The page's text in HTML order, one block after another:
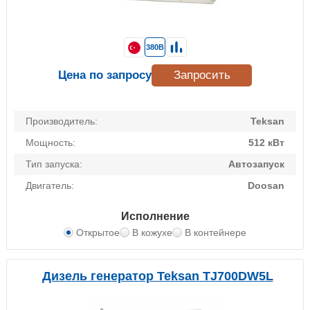
Производитель:
Teksan
Мощность:
512 кВт
Тип запуска:
Автозапуск
Двигатель:
Doosan
Исполнение
Открытое В кожухе В контейнере
380В
Цена по запросу Запросить
Дизель генератор Teksan TJ700DW5L